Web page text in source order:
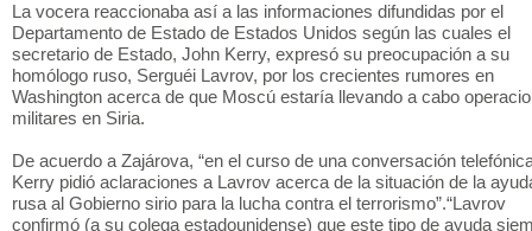
La vocera reaccionaba así a las informaciones difundidas por el
Departamento de Estado de Estados Unidos según las cuales el
secretario de Estado, John Kerry, expresó su preocupación a su
homólogo ruso, Serguéi Lavrov, por los crecientes rumores en
Washington acerca de que Moscú estaría llevando a cabo
militares en Siria.
De acuerdo a Zajárova, “en el curso de una conversación
Kerry pidió aclaraciones a Lavrov acerca de la situación de la
rusa al Gobierno sirio para la lucha contra el terrorismo”.“Lavrov
confirmó (a su colega estadounidense) que este tipo de ayuda